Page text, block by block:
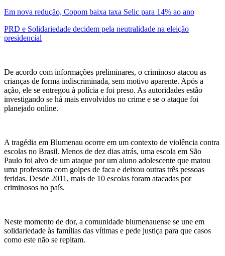
Em nova redução, Copom baixa taxa Selic para 14% ao ano
PRD e Solidariedade decidem pela neutralidade na eleição
presidencial
De acordo com informações preliminares, o criminoso atacou as
crianças de forma indiscriminada, sem motivo aparente. Após a
ação, ele se entregou à polícia e foi preso. As autoridades estão
investigando se há mais envolvidos no crime e se o ataque foi
planejado online.
A tragédia em Blumenau ocorre em um contexto de violência contra
escolas no Brasil. Menos de dez dias atrás, uma escola em São
Paulo foi alvo de um ataque por um aluno adolescente que matou
uma professora com golpes de faca e deixou outras três pessoas
feridas. Desde 2011, mais de 10 escolas foram atacadas por
criminosos no país.
Neste momento de dor, a comunidade blumenauense se une em
solidariedade às famílias das vítimas e pede justiça para que casos
como este não se repitam.